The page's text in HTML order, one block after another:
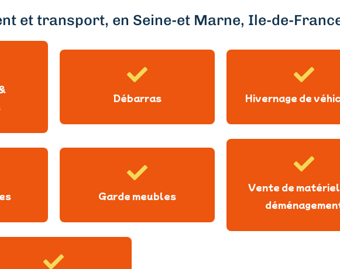
et transport, en Seine-et Marne, Ile-de-
Débarras Hivernage de
Garde meubles
Vente de